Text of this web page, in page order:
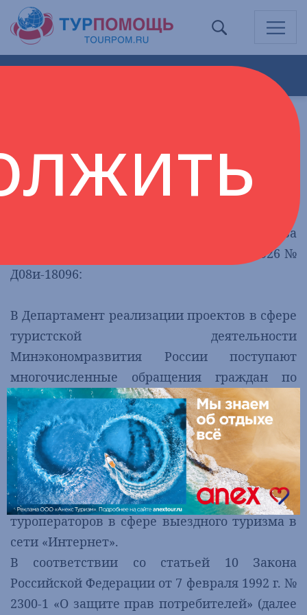
ОБ ИСПОЛНЕНИИ
ЗАКОНОДАТЕЛЬСТВА РФ В СФЕРЕ
ТУРИЗМА.
В соответствии с письмом Министерства
экономического развития РФ от 04.06.2026 №
Д08и-18096:
В Департамент реализации проектов в сфере
туристской деятельности
Минэкономразвития России поступают
многочисленные обращения граждан по
вопросам, связанными с изменением и (или)
расторжением договоров о реализации
туристского продукта в страны
Ближневосточного региона, в том числе ОАЭ,
а также по вопросам открытой продажи
туров в ОАЭ на сайтах российских
туроператоров в сфере выездного туризма в
сети «Интернет».
В соответствии со статьей 10 Закона
Российской Федерации от 7 февраля 1992 г. №
2300-1 «О защите прав потребителей» (далее